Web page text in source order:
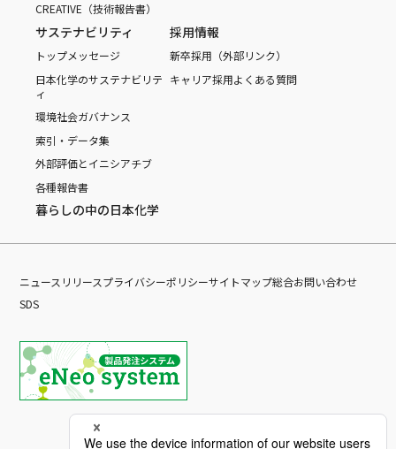
CREATIVE（技術報告書）
サステナビリティ
トップメッセージ
日本化学のサステナビリテ
ィ
環境社会ガバナンス
索引・データ集
外部評価とイニシアチブ
各種報告書
採用情報
新卒採用（外部リンク）
キャリア採用よくある質問
暮らしの中の日本化学
ニュースリリースプライバシーポリシーサイトマップ総合お問い合わせ
SDS